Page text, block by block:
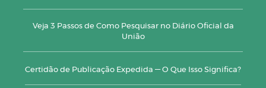
Veja 3 Passos de Como Pesquisar no Diário Oficial da
União
Certidão de Publicação Expedida — O Que Isso Significa?